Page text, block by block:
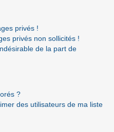
privés !
privés non sollicités !
de la part de
?
des utilisateurs de ma liste